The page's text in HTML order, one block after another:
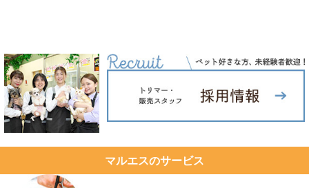
マルエスのサービス